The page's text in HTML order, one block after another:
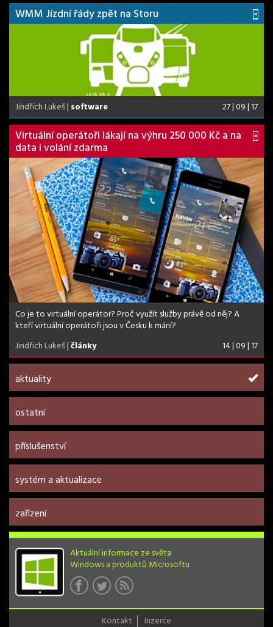
WMM Jízdní řády zpět na Storu
Jindřich Lukeš| software 27 | 09 | 17
Virtuální operátoři lákají na výhru 250 000 Kč a na
data i volání zdarma
Co je to virtuální operátor? Proč využít služby právě od něj? A
kteří virtuální operátoři jsou v Česku k mání?
Jindřich Lukeš|články 14 | 09 | 17
aktuality
ostatní
příslušenství
systém a aktualizace
zařízení
Aktuální informace ze světa
Windows a produktů Microsoftu
Kontakt Inzerce